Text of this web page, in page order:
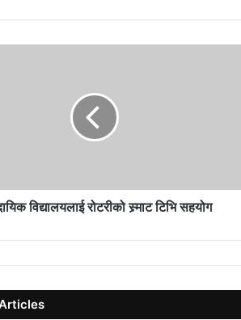
विद्यालयलाई रोटरीको स्र्माट टिभि सहयोग